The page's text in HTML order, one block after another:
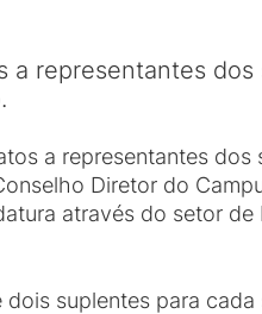
a representantes
a representantes dos
Diretor do
através do setor
suplentes para